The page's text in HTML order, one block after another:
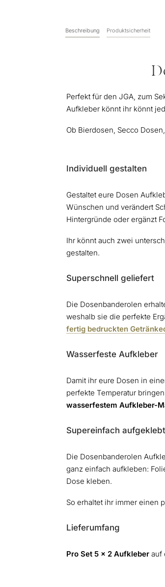
Beschreibung Produktsicherheit
Perfekt für den JGA, zum
Aufkleber könnt ihr könnt
Ob Bierdosen, Secco
Individuell gestalten
Gestaltet eure Dosen
Wünschen und verändert
Hintergründe oder ergänzt
Ihr könnt auch zwei
gestalten.
Superschnell geliefert
Die Dosenbanderolen
weshalb sie die perfekte
fertig bedruckten
Wasserfeste Aufkleber
Damit ihr eure Dosen in
perfekte Temperatur
wasserfestem Aufkleber-
Supereinfach aufgeklebt
Die Dosenbanderolen
ganz einfach aufkleben:
Dose kleben.
So erhaltet ihr immer einen
Lieferumfang
Pro Set 5 x 2 Aufkleber auf